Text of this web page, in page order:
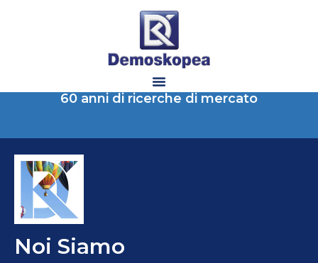
60 anni di ricerche di mercato
Noi Siamo